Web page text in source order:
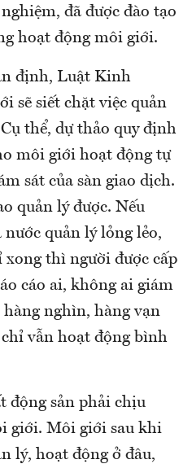
đã được đào tạo
hoạt động môi giới.
định, Luật Kinh
sẽ siết chặt việc quản
thể, dự thảo quy định
môi giới hoạt động tự
sát của sàn giao dịch.
quản lý được. Nếu
nước quản lý lỏng lẻo,
thì người được cấp
cáo ai, không ai giám
hàng nghìn, hàng vạn
vẫn hoạt động bình
động sản phải chịu
giới. Môi giới sau khi
lý, hoạt động ở đâu,